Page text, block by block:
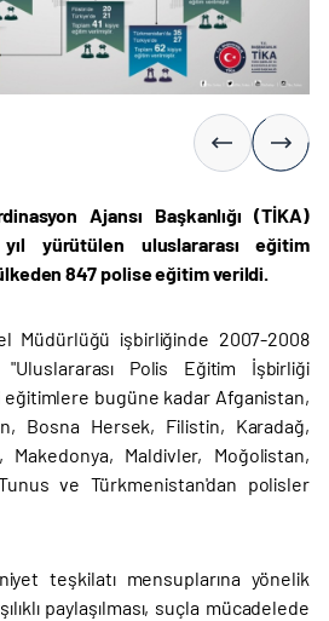
Ajansı Başkanlığı (TİKA)
yürütülen uluslararası eğitim
847 polise eğitim verildi.
Müdürlüğü işbirliğinde 2007-2008
"Uluslararası Polis Eğitim İşbirliği
bugüne kadar Afganistan,
Bosna Hersek, Filistin, Karadağ,
Makedonya, Maldivler, Moğolistan,
ve Türkmenistan'dan polisler
teşkilatı mensuplarına yönelik
paylaşılması, suçla mücadelede